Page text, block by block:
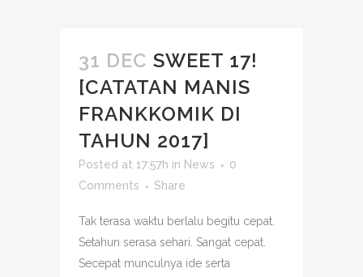
31 DEC SWEET 17!
[CATATAN MANIS
FRANKKOMIK DI
TAHUN 2017]
Posted at 17:57h in News
0
Comments
Share
Tak terasa waktu berlalu begitu cepat.
Setahun serasa sehari. Sangat cepat.
Secepat munculnya ide serta